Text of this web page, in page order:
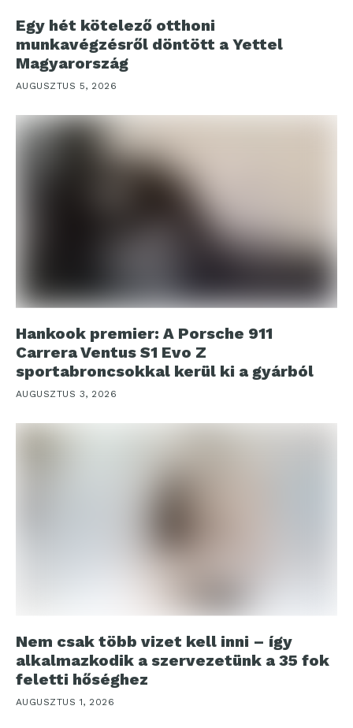
Egy hét kötelező otthoni
munkavégzésről döntött a Yettel
Magyarország
AUGUSZTUS 5, 2026
Hankook premier: A Porsche 911
Carrera Ventus S1 Evo Z
sportabroncsokkal kerül ki a gyárból
AUGUSZTUS 3, 2026
Nem csak több vizet kell inni – így
alkalmazkodik a szervezetünk a 35 fok
feletti hőséghez
AUGUSZTUS 1, 2026